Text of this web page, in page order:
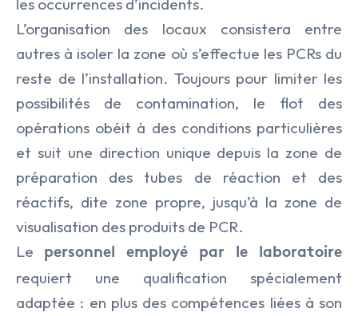
L’organisation des locaux consistera entre
autres à isoler la zone où s’effectue les PCRs du
reste de l’installation. Toujours pour limiter les
possibilités de contamination, le flot des
opérations obéit à des conditions particulières
et suit une direction unique depuis la zone de
préparation des tubes de réaction et des
réactifs, dite zone propre, jusqu’à la zone de
visualisation des produits de PCR.
Le
personnel employé par le laboratoire
requiert une qualification spécialement
adaptée : en plus des compétences liées à son